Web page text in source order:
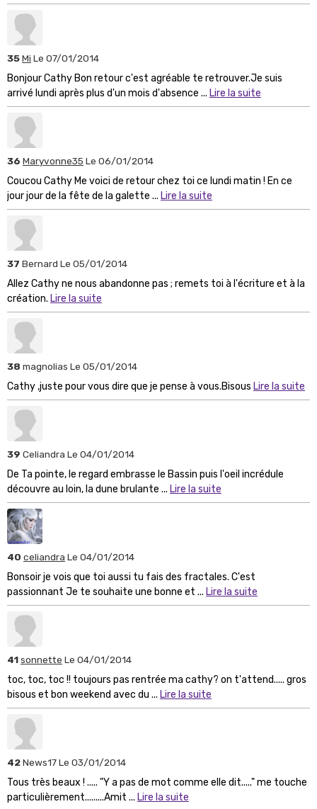
35Mi Le 07/01/2014
Bonjour Cathy Bon retour c'est agréable te retrouver.Je suis
arrivé lundi après plus d'un mois d'absence ... Lire la suite
36 Maryvonne35 Le 06/01/2014
Coucou Cathy Me voici de retour chez toi ce lundi matin ! En ce
jour jour de la fête de la galette ... Lire la suite
37 Bernard Le 05/01/2014
Allez Cathy ne nous abandonne pas ; remets toi à l'écriture et à la
création. Lire la suite
38 magnolias Le 05/01/2014
Cathy ,juste pour vous dire que je pense à vous.Bisous Lire la suite
39 Celiandra Le 04/01/2014
De Ta pointe, le regard embrasse le Bassin puis l'oeil incrédule
découvre au loin, la dune brulante ... Lire la suite
40 celiandra Le 04/01/2014
Bonsoir je vois que toi aussi tu fais des fractales. C'est
passionnant Je te souhaite une bonne et ... Lire la suite
41sonnette Le 04/01/2014
toc, toc, toc !! toujours pas rentrée ma cathy? on t'attend..... gros
bisous et bon weekend avec du ... Lire la suite
42News17Le 03/01/2014
Tous très beaux ! ..... "Y a pas de mot comme elle dit....." me touche
particulièrement.........Amit ... Lire la suite